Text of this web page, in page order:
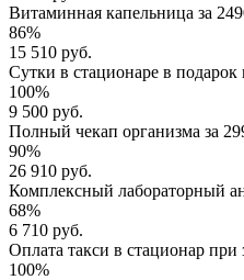
Витаминная капельница за
86%
15 510 руб.
Сутки в стационаре в подарок
100%
9 500 руб.
Полный чекап организма за
90%
26 910 руб.
Комплексный лабораторный
68%
6 710 руб.
Оплата такси в стационар при
100%